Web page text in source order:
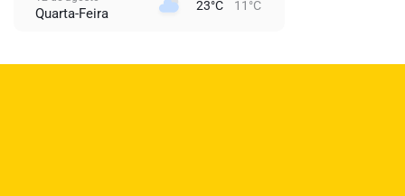
Quarta-Feira 23°C 11°C